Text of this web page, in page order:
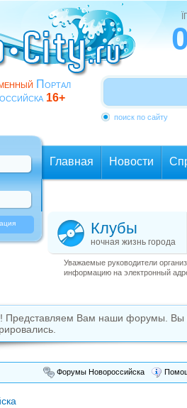
Портал
16+
поиск по сайту
Главная Новости
Клубы
ночная жизнь города
Уважаемые руководители
информацию на электронный
! Представляем Вам наши форумы. Вы
Форумы Новороссийска